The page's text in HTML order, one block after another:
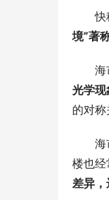
快
境”著
海
光学现
的对
海
楼也经
差异，